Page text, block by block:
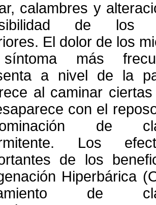
calambres y
de los
El dolor de los
más
a nivel de la
al caminar
con el
de
Los
de los
Hiperbárica
de